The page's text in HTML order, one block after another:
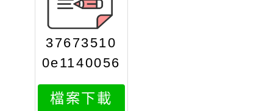
37673510
0e1140056
536attach
1
檔案下載